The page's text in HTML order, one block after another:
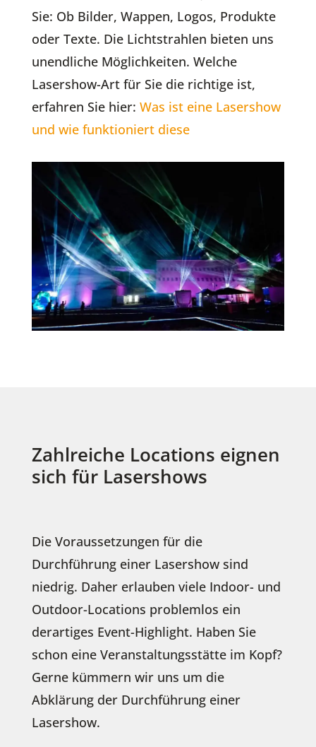
Sie: Ob Bilder, Wappen, Logos, Produkte
oder Texte. Die Lichtstrahlen bieten uns
unendliche Möglichkeiten. Welche
Lasershow-Art für Sie die richtige ist,
erfahren Sie hier: Was ist eine Lasershow
und wie funktioniert diese
Zahlreiche Locations eignen
sich für Lasershows
Die Voraussetzungen für die
Durchführung einer Lasershow sind
niedrig. Daher erlauben viele Indoor- und
Outdoor-Locations problemlos ein
derartiges Event-Highlight. Haben Sie
schon eine Veranstaltungsstätte im Kopf?
Gerne kümmern wir uns um die
Abklärung der Durchführung einer
Lasershow.